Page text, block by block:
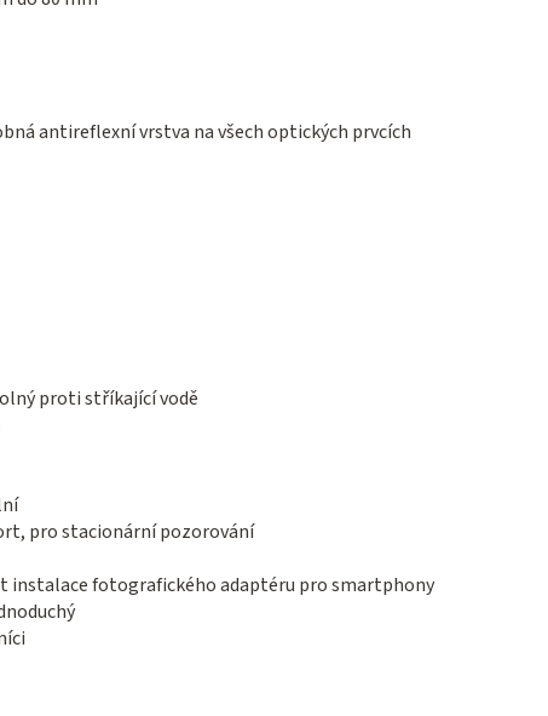
antireflexní vrstva na všech optických prvcích
proti stříkající vodě
pro stacionární pozorování
instalace fotografického adaptéru pro smartphony